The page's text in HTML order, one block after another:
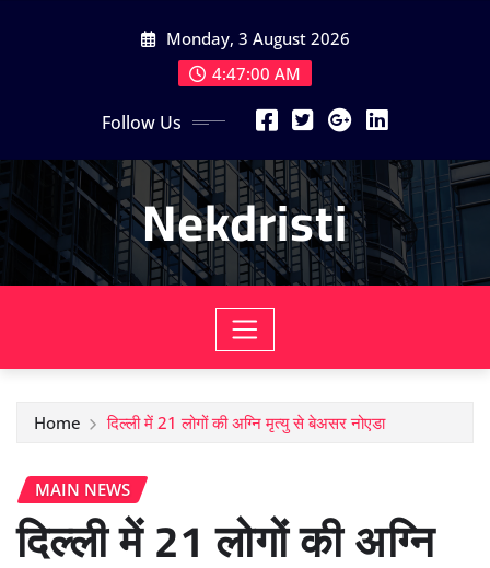
Monday, 3 August 2026
4:47:01 AM
Follow Us
Nekdristi
Home दिल्ली में 21 लोगों की अग्नि मृत्यु से बेअसर नोएडा
MAIN NEWS
दिल्ली में 21 लोगों की अग्नि